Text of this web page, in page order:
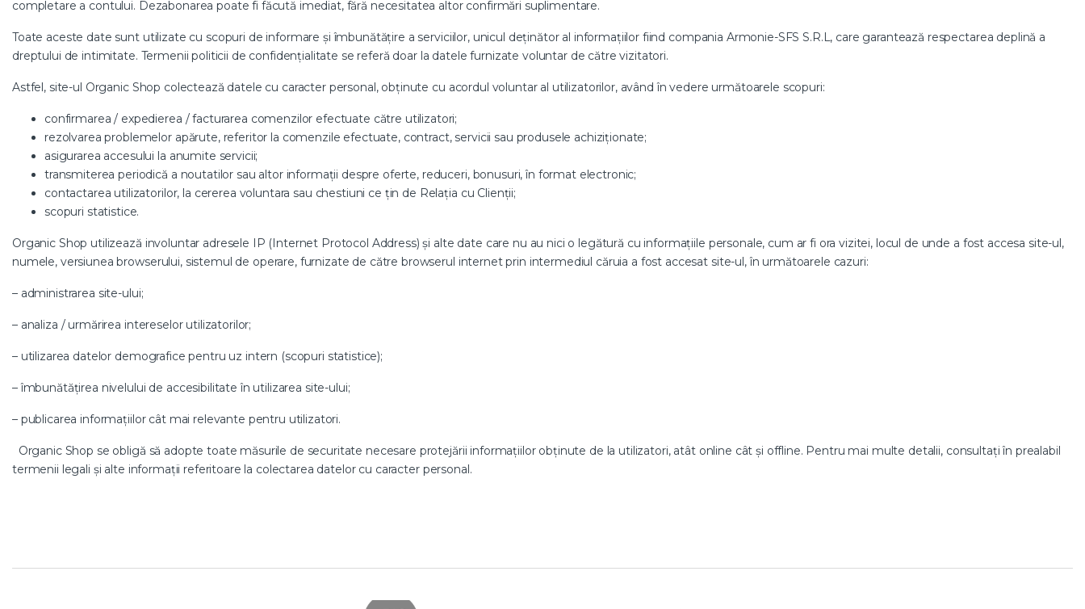
completare a contului. Dezabonarea poate fi făcută imediat, fără necesitatea altor confirmări suplimentare.
Toate aceste date sunt utilizate cu scopuri de informare și îmbunătățire a serviciilor, unicul deținător al informațiilor fiind compania Armonie-SFS S.R.L, care garantează respectarea deplină a
dreptului de intimitate. Termenii politicii de confidențialitate se referă doar la datele furnizate voluntar de către vizitatori.
Astfel, site-ul Organic Shop colectează datele cu caracter personal, obținute cu acordul voluntar al utilizatorilor, având în vedere următoarele scopuri:
confirmarea / expedierea / facturarea comenzilor efectuate către utilizatori;
rezolvarea problemelor apărute, referitor la comenzile efectuate, contract, servicii sau produsele achiziționate;
asigurarea accesului la anumite servicii;
transmiterea periodică a noutatilor sau altor informații despre oferte, reduceri, bonusuri, în format electronic;
contactarea utilizatorilor, la cererea voluntara sau chestiuni ce țin de Relația cu Clienții;
scopuri statistice.
Organic Shop utilizează involuntar adresele IP (Internet Protocol Address) și alte date care nu au nici o legătură cu informațiile personale, cum ar fi ora vizitei, locul de unde a fost accesa site-ul,
numele, versiunea browserului, sistemul de operare, furnizate de către browserul internet prin intermediul căruia a fost accesat site-ul, în următoarele cazuri:
– administrarea site-ului;
– analiza / urmărirea intereselor utilizatorilor;
– utilizarea datelor demografice pentru uz intern (scopuri statistice);
– îmbunătățirea nivelului de accesibilitate în utilizarea site-ului;
– publicarea informațiilor cât mai relevante pentru utilizatori.
Organic Shop se obligă să adopte toate măsurile de securitate necesare protejării informațiilor obținute de la utilizatori, atât online cât și offline. Pentru mai multe detalii, consultați în prealabil
termenii legali și alte informații referitoare la colectarea datelor cu caracter personal.